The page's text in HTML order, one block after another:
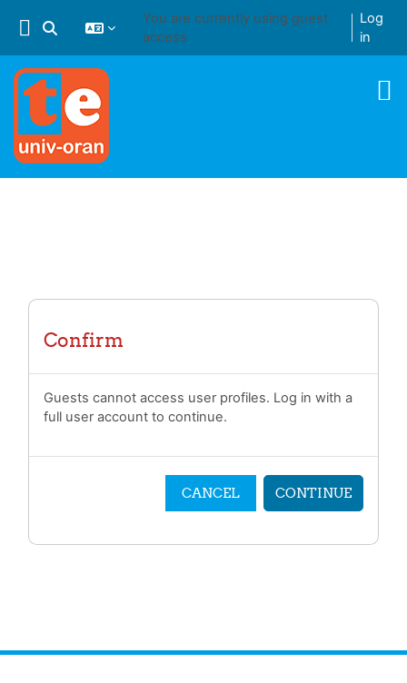
Toggle search input
You are currently using guest
access
Log
in
Confirm
Guests cannot access user profiles. Log in with a
full user account to continue.
CANCEL CONTINUE